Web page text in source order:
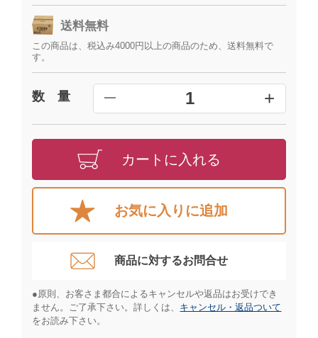
送料無料
この商品は、税込み4000円以上の商品のため、送料無料で
す。
数 量 ━ 1 +
カートに入れる
お気に入りに追加
商品に対するお問合せ​
●原則、お客さま都合によるキャンセルや返品はお受けでき
ません。ご了承下さい。詳しくは、 キャンセル・返品ついて
をお読み下さい。​